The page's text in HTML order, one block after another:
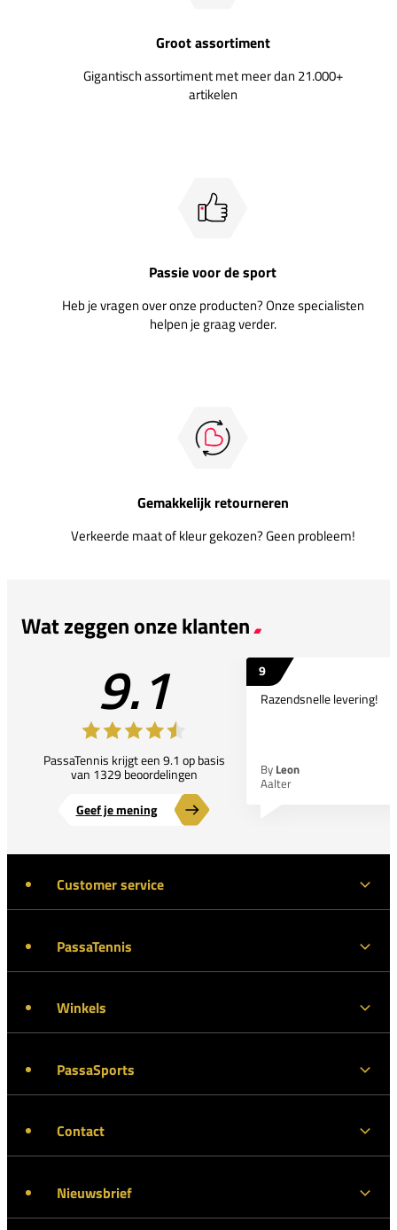
Groot assortiment
Gigantisch assortiment met meer dan 21.000+
artikelen
Passie voor de sport
Heb je vragen over onze producten? Onze specialisten
helpen je graag verder.
Gemakkelijk retourneren
Verkeerde maat of kleur gekozen? Geen probleem!
Wat zeggen onze klanten
9.1
PassaTennis krijgt een 9.1 op basis
van 1329 beoordelingen
Geef je mening
9
Razendsnelle levering!
By Leon
Aalter
Customer service
PassaTennis
Winkels
PassaSports
Contact
Nieuwsbrief